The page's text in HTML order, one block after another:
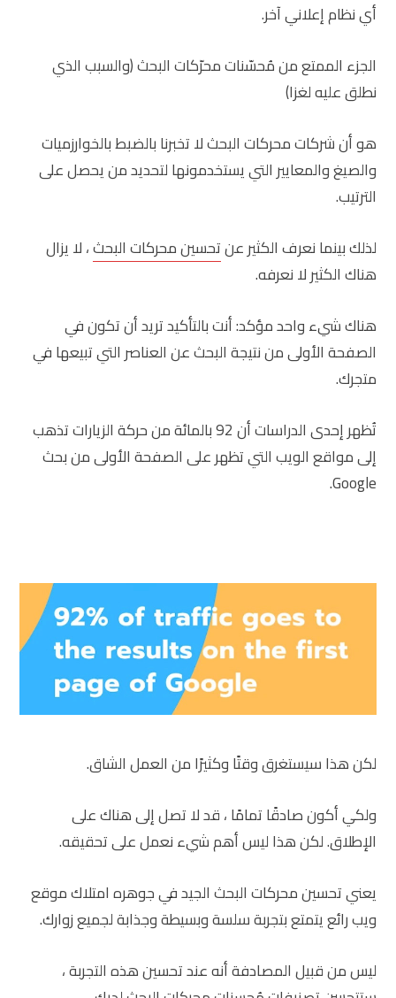
أي نظام إعلاني آخر.
الجزء الممتع من مُحسّنات محرّكات البحث (والسبب الذي
نطلق عليه لغزا)
هو أن شركات محركات البحث لا تخبرنا بالضبط بالخوارزميات
والصيغ والمعايير التي يستخدمونها لتحديد من يحصل على
الترتيب.
لذلك بينما نعرف الكثير عنتحسين محركات البحث، لا يزال
هناك الكثير لا نعرفه.
هناك شيء واحد مؤكد: أنت بالتأكيد تريد أن تكون في
الصفحة الأولى من نتيجة البحث عن العناصر التي تبيعها في
متجرك.
تُظهر إحدى الدراسات أن 92 بالمائة من حركة الزيارات تذهب
إلى مواقع الويب التي تظهر على الصفحة الأولى من بحث
Google.
لكن هذا سيستغرق وقتًا وكثيرًا من العمل الشاق.
ولكي أكون صادقًا تمامًا ، قد لا تصل إلى هناك على
الإطلاق. لكن هذا ليس أهم شيء نعمل على تحقيقه.
يعني تحسين محركات البحث الجيد في جوهره امتلاك موقع
ويب رائع يتمتع بتجربة سلسة وبسيطة وجذابة لجميع زوارك.
ليس من قبيل المصادفة أنه عند تحسين هذه التجربة ،